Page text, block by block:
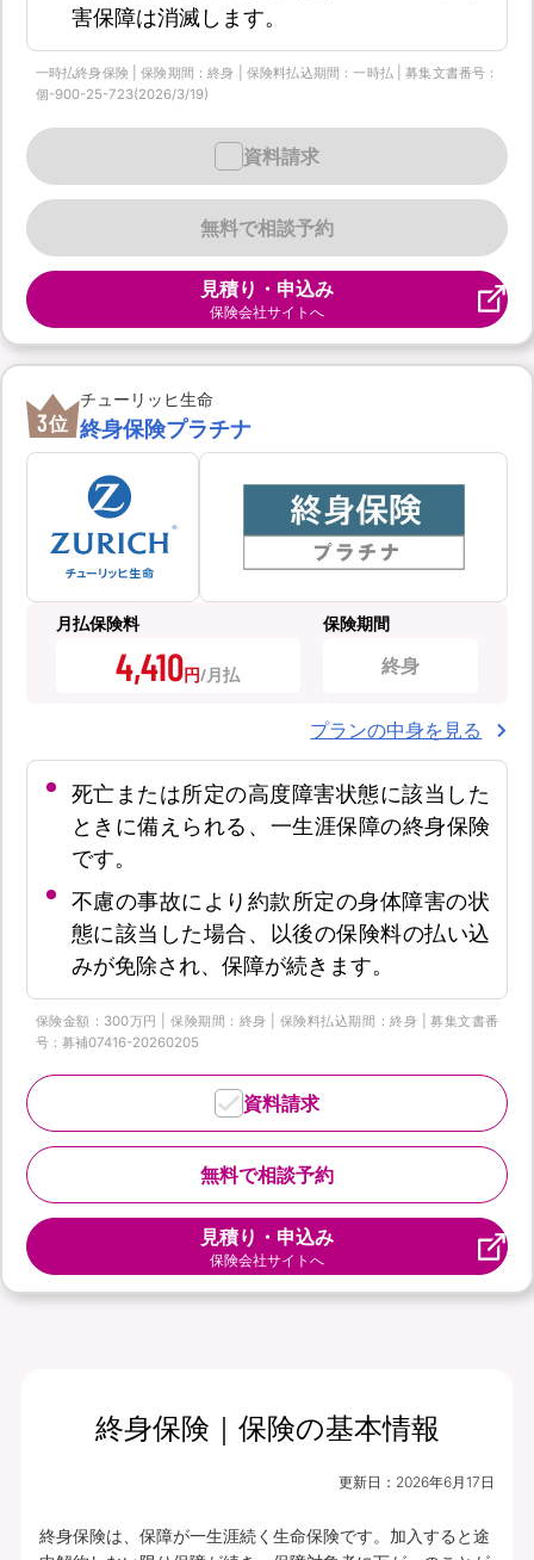
害保障は消滅します。
一時払終身保険 | 保険期間：終身 | 保険料払込期間：一時払 | 募集文書番号：
個-900-25-723(2026/3/19)
無料で相談予約
資料請求
見積り・申込み
保険会社サイトへ
3位
チューリッヒ生命
終身保険プラチナ
月払保険料
4,410円
保険期間
終身
プランの中身を見る
死亡または所定の高度障害状態に該当した
ときに備えられる、一生涯保障の終身保険
です。
不慮の事故により約款所定の身体障害の状
態に該当した場合、以後の保険料の払い込
みが免除され、保障が続きます。
保険金額：300万円 | 保険期間：終身 | 保険料払込期間：終身 | 募集文書番
号：募補07416-20260205
無料で相談予約
資料請求
見積り・申込み
保険会社サイトへ
終身保険｜保険の基本情報
更新日： 2026年6月17日
終身保険は、保障が一生涯続く生命保険です。加入すると途